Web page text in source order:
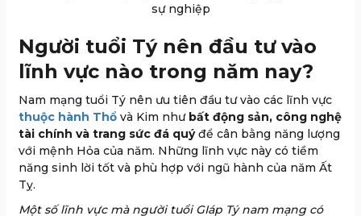
sự nghiệp
Người tuổi Tý nên đầu tư vào
lĩnh vực nào trong năm nay?
Nam mạng tuổi Tý nên ưu tiên đầu tư vào các lĩnh vực
thuộc hành Thổ và Kim như bất động sản, công nghệ
tài chính và trang sức đá quýđể cân bằng năng lượng
với mệnh Hỏa của năm. Những lĩnh vực này có tiềm
năng sinh lời tốt và phù hợp với ngũ hành của năm Ất
Tỵ.
Một số lĩnh vực mà người tuổi GIáp Tý nam mạng có